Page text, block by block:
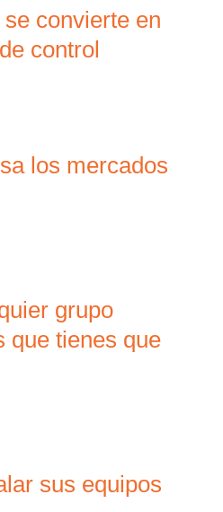
convierte en
control
los mercados
grupo
que tienes que
sus equipos